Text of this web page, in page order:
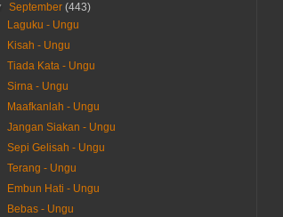
September(443)
Laguku - Ungu
Kisah - Ungu
Tiada Kata - Ungu
Sirna - Ungu
Maafkanlah - Ungu
Jangan Siakan - Ungu
Sepi Gelisah - Ungu
Terang - Ungu
Embun Hati - Ungu
Bebas - Ungu